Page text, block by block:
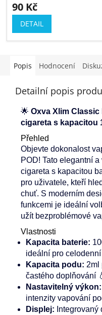
produktu
5,0
z
90 Kč
DETAIL
Popis Hodnocení
Detailní popis
🌟 Oxva Xlim
cigareta s kapacitou
Přehled
Objevte dokonalost
POD! Tato elegantní
cigareta s kapacitou
pro uživatele, kteří
chuť. S moderním
funkcemi je ideální
užít bezproblémové
Vlastnosti
Kapacita baterie:
ideální pro celodenní
Kapacita podu: 2ml
častého doplňování
Nastavitelný výkon:
intenzity vapování
Displej: